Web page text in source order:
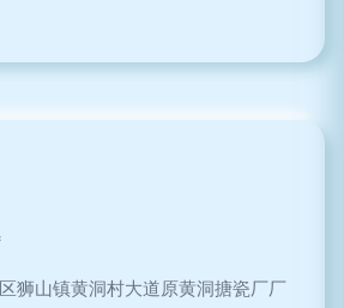
狮山镇黄洞村大道原黄洞搪瓷厂厂